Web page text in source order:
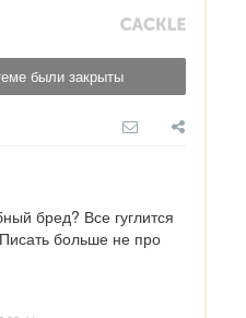
были закрыты
бред? Все гуглится
больше не про